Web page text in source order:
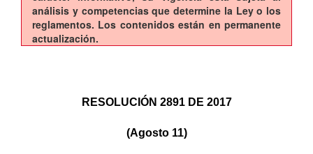
análisis y competencias que determine la Ley o los
reglamentos. Los contenidos están en permanente
actualización.
RESOLUCIÓN 2891 DE 2017
(Agosto 11)